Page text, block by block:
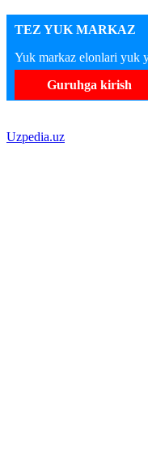
TEZ YUK MARKAZ
Yuk markaz elonlari yuk
Guruhga kirish
Uzpedia.uz